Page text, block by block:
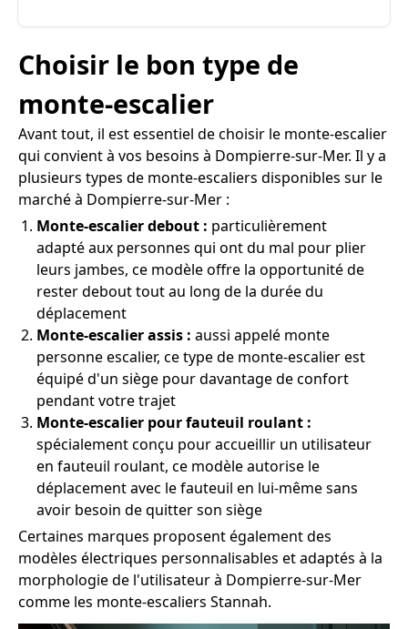
Choisir le bon type de
monte-escalier
Avant tout, il est essentiel de choisir le monte-escalier
qui convient à vos besoins à Dompierre-sur-Mer. Il y a
plusieurs types de monte-escaliers disponibles sur le
marché à Dompierre-sur-Mer :
Monte-escalier debout : particulièrement
adapté aux personnes qui ont du mal pour plier
leurs jambes, ce modèle offre la opportunité de
rester debout tout au long de la durée du
déplacement
Monte-escalier assis : aussi appelé monte
personne escalier, ce type de monte-escalier est
équipé d'un siège pour davantage de confort
pendant votre trajet
Monte-escalier pour fauteuil roulant :
spécialement conçu pour accueillir un utilisateur
en fauteuil roulant, ce modèle autorise le
déplacement avec le fauteuil en lui-même sans
avoir besoin de quitter son siège
Certaines marques proposent également des
modèles électriques personnalisables et adaptés à la
morphologie de l'utilisateur à Dompierre-sur-Mer
comme les monte-escaliers Stannah.